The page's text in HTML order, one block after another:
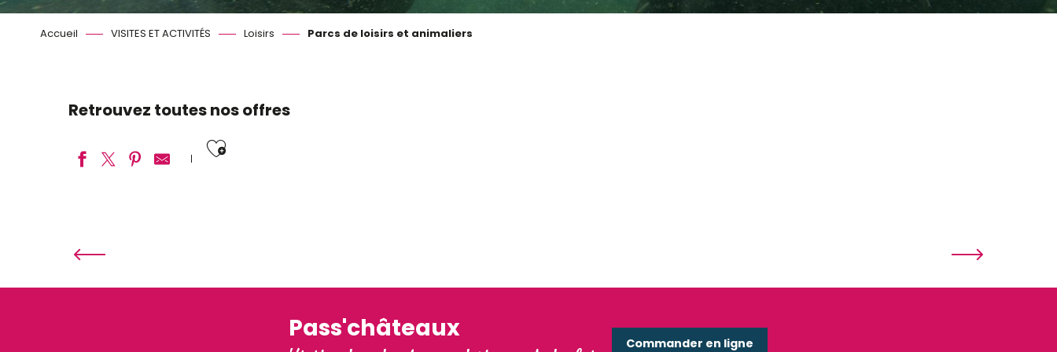
Accueil VISITES ET ACTIVITÉS Loisirs Parcs de loisirs et animaliers
Retrouvez toutes nos offres
Ajouter aux favoris
Cap Karting
ZooParc de Beauval
Lama Emoi
Pass'châteaux Commander en ligne